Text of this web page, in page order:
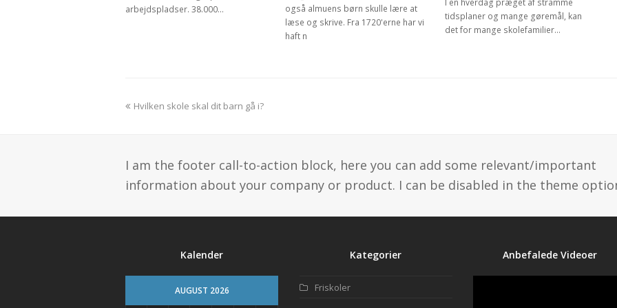
arbejdspladser. 38.000…
også almuens børn skulle lære at
læse og skrive. Fra 1720'erne har vi
haft n
tidsplaner og mange gøremål, kan
det for mange skolefamilier…
previous
Hvilken skole skal dit barn gå i?
I am the footer call-to-action block, here you can add some relevant/important
information about your company or product. I can be disabled in the theme
Kalender
AUGUST 2026
Kategorier
Friskoler
Anbefalede Videoer